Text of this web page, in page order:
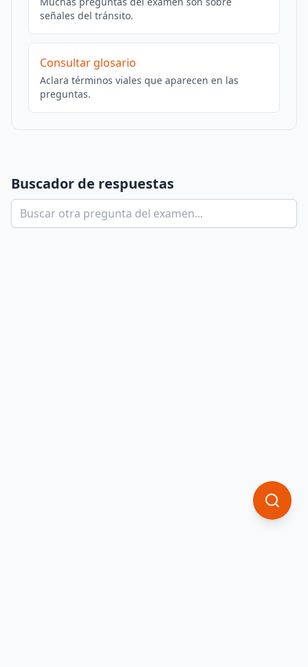
señales del tránsito.
Consultar glosario
Aclara términos viales que aparecen en las
preguntas.
Buscador de respuestas